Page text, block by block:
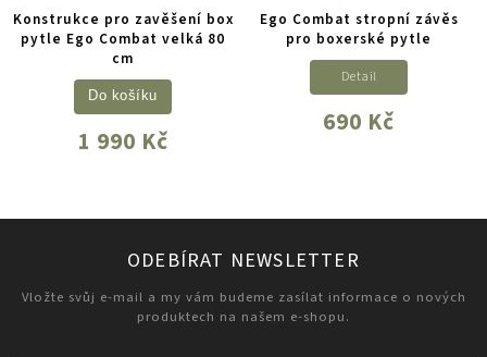
Konstrukce pro zavěšení box
pytle Ego Combat velká 80
cm
1 990 Kč
Do košíku
Ego Combat stropní závěs
pro boxerské pytle
690 Kč
Detail
ODEBÍRAT NEWSLETTER
Vložte svůj e-mail a my vám budeme zasílat informace o nových
produktech na našem e-shopu.